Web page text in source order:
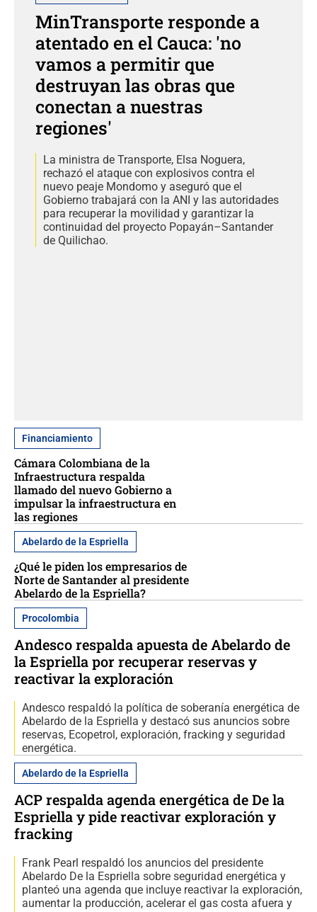
MinTransporte responde a
atentado en el Cauca: 'no
vamos a permitir que
destruyan las obras que
conectan a nuestras
regiones'
La ministra de Transporte, Elsa Noguera,
rechazó el ataque con explosivos contra el
nuevo peaje Mondomo y aseguró que el
Gobierno trabajará con la ANI y las autoridades
para recuperar la movilidad y garantizar la
continuidad del proyecto Popayán–Santander
de Quilichao.
Financiamiento
Cámara Colombiana de la
Infraestructura respalda
llamado del nuevo Gobierno a
impulsar la infraestructura en
las regiones
Abelardo de la Espriella
¿Qué le piden los empresarios de
Norte de Santander al presidente
Abelardo de la Espriella?
Procolombia
Andesco respalda apuesta de Abelardo de
la Espriella por recuperar reservas y
reactivar la exploración
Andesco respaldó la política de soberanía energética de
Abelardo de la Espriella y destacó sus anuncios sobre
reservas, Ecopetrol, exploración, fracking y seguridad
energética.
Abelardo de la Espriella
ACP respalda agenda energética de De la
Espriella y pide reactivar exploración y
fracking
Frank Pearl respaldó los anuncios del presidente
Abelardo De la Espriella sobre seguridad energética y
planteó una agenda que incluye reactivar la exploración,
aumentar la producción, acelerar el gas costa afuera y